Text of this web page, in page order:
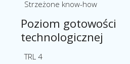
Strzeżone know-how
Poziom gotowości
technologicznej
TRL 4